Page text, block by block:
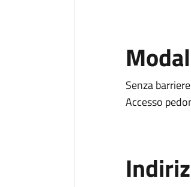
Senza
Accesso